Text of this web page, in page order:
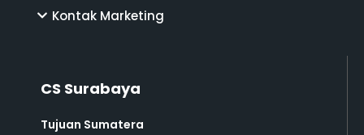
Kontak Marketing
CS Surabaya
Tujuan Sumatera